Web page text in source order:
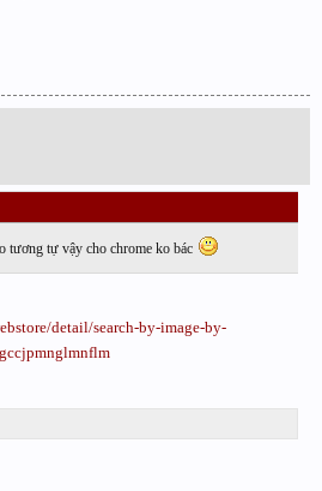
tương tự vậy cho chrome ko bác
detail/search-by-image-by-